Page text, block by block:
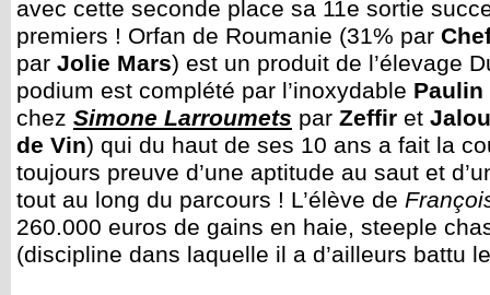
avec cette seconde place sa 11e sortie
premiers ! Orfan de Roumanie (31% par
par Jolie Mars) est un produit de l’élevage
podium est complété par l’inoxydable Paulin
chez Simone Larroumets par Zeffir et
de Vin) qui du haut de ses 10 ans a fait la
toujours preuve d’une aptitude au saut et
tout au long du parcours ! L’élève de
260.000 euros de gains en haie, steeple
(discipline dans laquelle il a d’ailleurs battu